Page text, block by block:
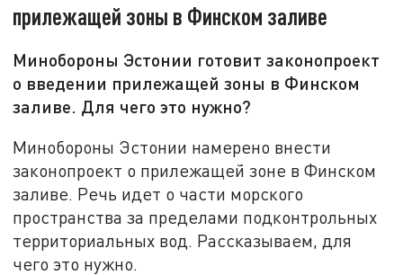
прилежащей зоны в Финском заливе
Минобороны Эстонии готовит законопроект
о введении прилежащей зоны в Финском
заливе. Для чего это нужно?
Минобороны Эстонии намерено внести
законопроект о прилежащей зоне в Финском
заливе. Речь идет о части морского
пространства за пределами подконтрольных
территориальных вод. Рассказываем, для
чего это нужно.